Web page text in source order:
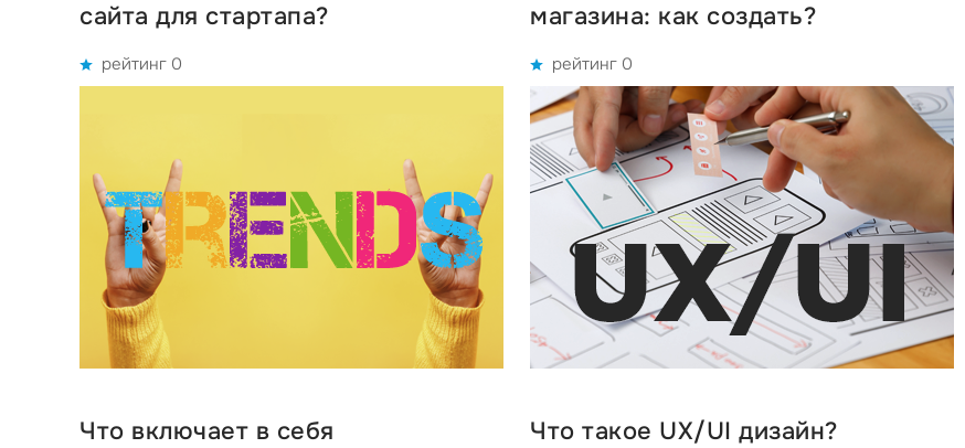
сайта для стартапа?
рейтинг 0
магазина: как создать?
рейтинг 0
Что включает в себя
Что такое UX/UI дизайн?